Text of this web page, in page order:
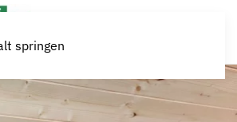
springen